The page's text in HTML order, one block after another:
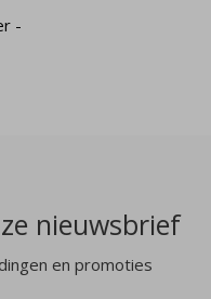
-
nieuwsbrief
en promoties